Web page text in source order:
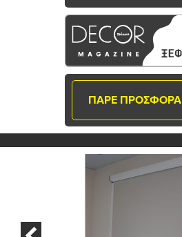
ΠΑΡΕ ΠΡΟΣΦΟΡΑ